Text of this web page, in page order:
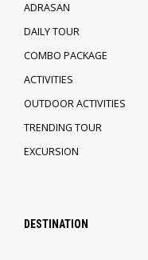
ADRASAN
DAILY TOUR
COMBO PACKAGE
ACTIVITIES
OUTDOOR ACTIVITIES
TRENDING TOUR
EXCURSION
DESTINATION